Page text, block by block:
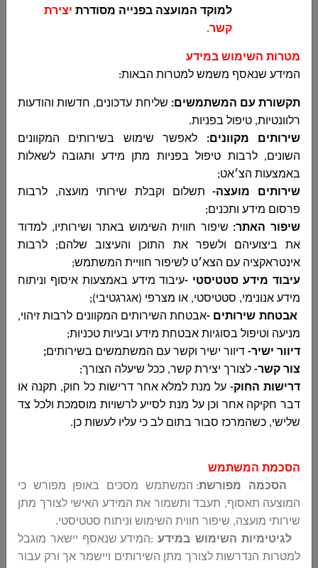
פרסום חוזר – מכרז מחזור מס 15-2025
مجلس دير الاسد المحلي
פרסום חוזר – מכרז מחזור מס 15-2025...
2025 ליום ראשון 25-01-2025
مجلس دير الاسد المحلي
הודעה על דחיית מועד הגשת הצעות למכרז 18-
2025 ליום ראשון 25-01-2025...
מכרז 18-2025 לביצוע עבודות קבלניות ריבוד
כבישים
مجلس دير الاسد المحلي
מכרז 18-2025 לביצוע עבודות קבלניות ריבוד
כבישים...
מחזור מועצה מקומית דיר אל אסד
مجلس دير الاسد المحلي
פרסום שני חוזר - מכרז 15-2025 להקמת מרכז
מחזור מועצה מקומית דיר אל אסד...
למוקד המועצה בפנייה מסודרת יצירת
קשר.
מטרות השימוש במידע
המידע שנאסף משמש למטרות הבאות:
תקשורת עם המשתמשים: שליחת עדכונים, חדשות והודעות
רלוונטיות, טיפול בפניות.
שירותים מקוונים: לאפשר שימוש בשירותים המקוונים
השונים, לרבות טיפול בפניות מתן מידע ותגובה לשאלות
באמצעות הצ׳אט;
שירותים מועצה- תשלום וקבלת שירותי מועצה, לרבות
פרסום מידע ותכנים;
שיפור האתר: שיפור חווית השימוש באתר ושירותיו, למדוד
את ביצועיהם ולשפר את התוכן והעיצוב שלהם; לרבות
אינטראקציה עם הצא׳ט לשיפור חוויית המשתמש;
עיבוד מידע סטטיסטי -עיבוד מידע באמצעות איסוף וניתוח
מידע אנונימי, סטטיסטי, או מצרפי (אגרגטיבי);
אבטחת שירותים -אבטחת השירותים המקוונים לרבות זיהוי,
מניעה וטיפול בסוגיות אבטחת מידע ובעיות טכניות;
דיוור ישיר- דיוור ישיר וקשר עם המשתמשים בשירותים;
צור קשר- לצורך יצירת קשר, ככל שיעלה הצורך;
דרישות החוק- על מנת למלא אחר דרישות כל חוק, תקנה או
דבר חקיקה אחר וכן על מנת לסייע לרשויות מוסמכת ולכל צד
שלישי, כשהמרכז סבור בתום לב כי עליו לעשות כן.
הסכמת המשתמש
הסכמה מפורשת: המשתמש מסכים באופן מפורש כי
המוצעה תאסוף, תעבד ותשמור את המידע האישי לצורך מתן
שירותי מועצה, שיפור חווית השימוש וניתוח סטטיסטי.
לגיטימיות השימוש במידע:המידע שנאסף יישאר מוגבל
למטרות הנדרשות לצורך מתן השירותים ויישמר אך ורק עבור